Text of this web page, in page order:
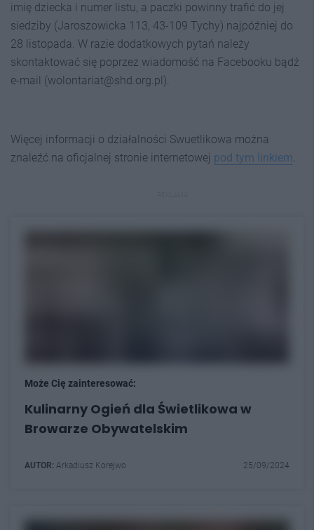
imię dziecka i numer listu, a paczki powinny trafić do jej
siedziby (Jaroszowicka 113, 43-109 Tychy) najpóźniej do
28 listopada. W razie dodatkowych pytań należy
skontaktować się poprzez wiadomość na Facebooku bądź
e-mail (wolontariat@shd.org.pl).
Więcej informacji o działalności Swuetlikowa można
znaleźć na oficjalnej stronie internetowej pod tym linkiem.
Może Cię zainteresować:
Kulinarny Ogień dla Świetlikowa w
Browarze Obywatelskim
AUTOR: Arkadiusz Korejwo 25/09/2024